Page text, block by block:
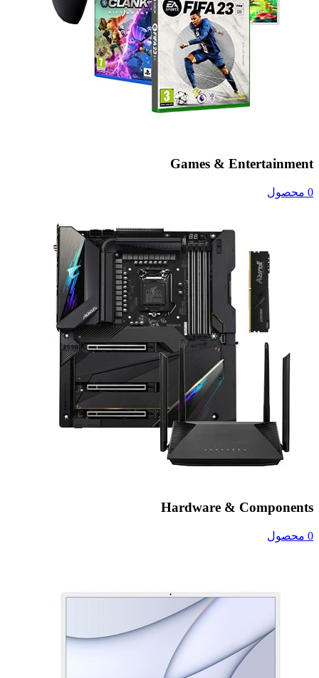
Games & Entertainment
0 محصول
Hardware & Components
0 محصول